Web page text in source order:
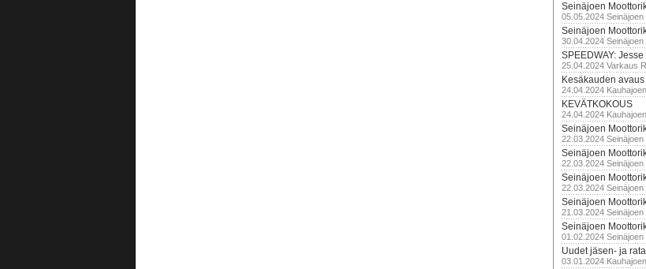
Seinäjoen
05.05.2024
Seinäjoen
30.04.2024
SPEEDWAY:
25.04.2024 Varkaus
Kesäkauden avaus
24.04.2024
KEVÄTKOKOUS
24.04.2024
Seinäjoen
22.03.2024
Seinäjoen
22.03.2024
Seinäjoen
22.03.2024
Seinäjoen
21.03.2024
Seinäjoen
01.02.2024
Uudet jäsen- ja
03.01.2024